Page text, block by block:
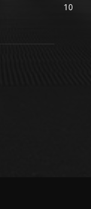
10